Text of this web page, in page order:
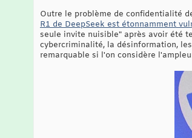
Outre le problème de confidentialité
R1 de DeepSeek est étonnamment
seule invite nuisible" après avoir été
cybercriminalité, la désinformation,
remarquable si l'on considère